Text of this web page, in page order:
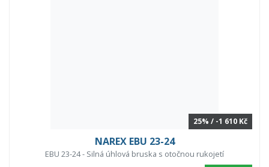
25% / -1 610 Kč
NAREX EBU 23-24
EBU 23-24 - Silná úhlová bruska s otočnou rukojetí